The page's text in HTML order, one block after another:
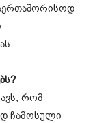
რომ
ჩამოსული